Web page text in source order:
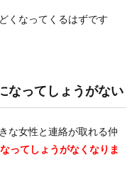
くなってくるはずです
なってしょうがない
な女性と連絡が取れる仲
ってしょうがなくなりま